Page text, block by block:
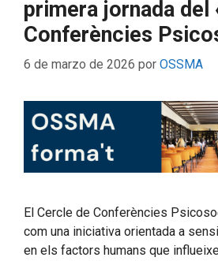
primera jornada del
Conferències
6 de marzo de 2026 por OSSMA
El Cercle de Conferències
com una iniciativa orientada a
en els factors humans que